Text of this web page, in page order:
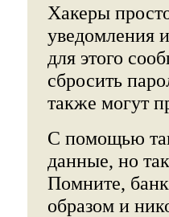
Хакеры
уведомления
для этого
сбросить
также могут
С помощью
данные, но
Помните,
образом и